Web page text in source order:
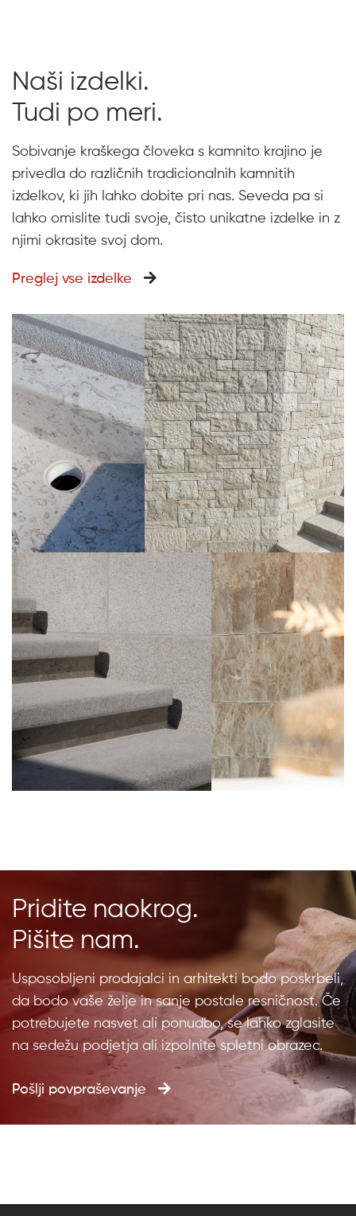
Naši izdelki.
Tudi po meri.
Sobivanje kraškega človeka s kamnito krajino je
privedla do različnih tradicionalnih kamnitih
izdelkov, ki jih lahko dobite pri nas. Seveda pa si
lahko omislite tudi svoje, čisto unikatne izdelke in z
njimi okrasite svoj dom.
Preglej vse izdelke
Pridite naokrog.
Pišite nam.
Usposobljeni prodajalci in arhitekti bodo poskrbeli,
da bodo vaše želje in sanje postale resničnost. Če
potrebujete nasvet ali ponudbo, se lahko zglasite
na sedežu podjetja ali izpolnite spletni obrazec.
Pošlji povpraševanje